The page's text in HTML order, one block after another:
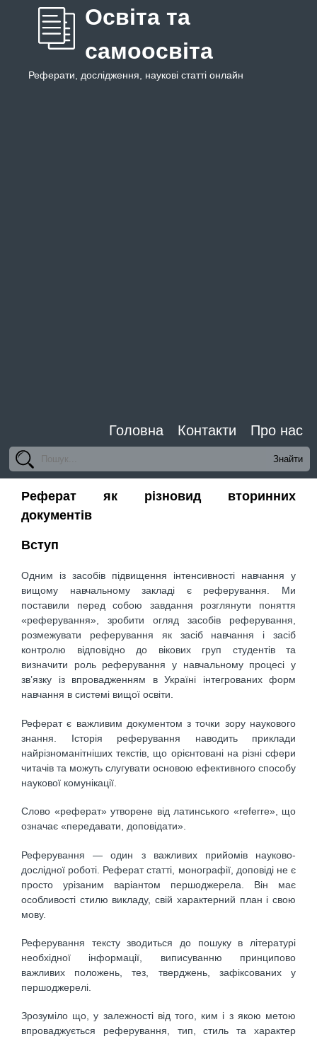
Освіта та
самоосвіта
Реферати, дослідження, наукові статті онлайн
Головна Контакти Про нас
Реферат як різновид вторинних
документів
Вступ
Одним із засобів підвищення інтенсивності навчання у
вищому навчальному закладі є реферування. Ми
поставили перед собою завдання розглянути поняття
«реферування», зробити огляд засобів реферування,
розмежувати реферування як засіб навчання і засіб
контролю відповідно до вікових груп студентів та
визначити роль реферування у навчальному процесі у
зв’язку із впровадженням в Україні інтегрованих форм
навчання в системі вищої освіти.
Реферат є важливим документом з точки зору наукового
знання. Історія реферування наводить приклади
найрізноманітніших текстів, що орієнтовані на різні сфери
читачів та можуть слугувати основою ефективного способу
наукової комунікації.
Слово «реферат» утворене від латинського «referre», що
означає «передавати, доповідати».
Реферування — один з важливих прийомів науково-
дослідної роботі. Реферат статті, монографії, доповіді не є
просто урізаним варіантом першоджерела. Він має
особливості стилю викладу, свій характерний план і свою
мову.
Реферування тексту зводиться до пошуку в літературі
необхідної інформації, виписуванню принципово
важливих положень, тез, тверджень, зафіксованих у
першоджерелі.
Зрозуміло що, у залежності від того, ким і з якою метою
впроваджується реферування, тип, стиль та характер